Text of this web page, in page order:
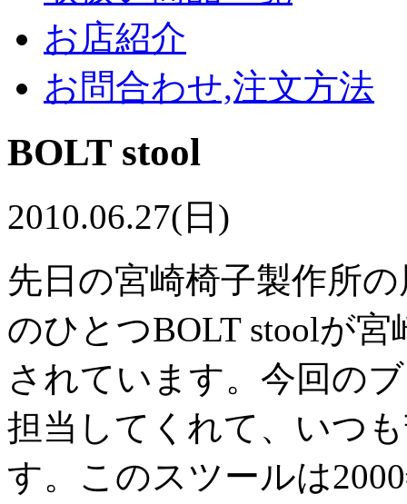
お店紹介
お問合わせ,注文方法
BOLT stool
2010.06.27(日)
先日の宮崎椅子製作所
のひとつBOLT stoolが
されています。今回の
担当してくれて、いつ
す。このスツールは